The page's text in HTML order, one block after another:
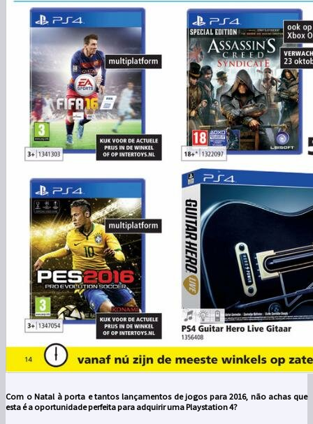
Com o Natal à porta e tantos lançamentos de jogos para 2016, não achas que
esta é a oportunidade perfeita para adquirir uma Playstation 4?